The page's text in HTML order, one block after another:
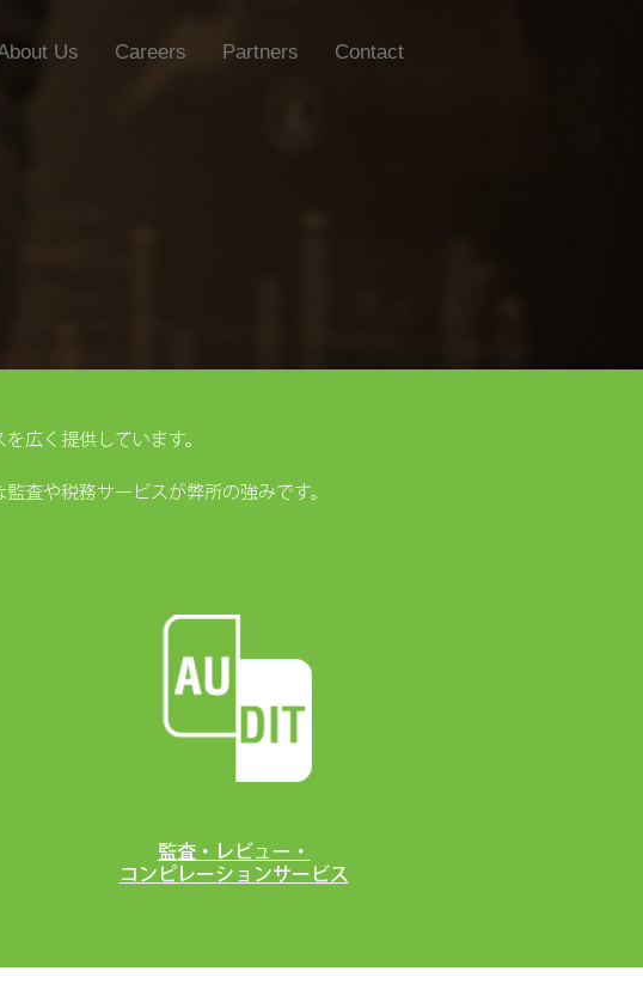
Us Careers Partners Contact
広く提供しています。
査や税務サービスが弊所の強みです。
監査・レビュー・
コンピレーションサービス